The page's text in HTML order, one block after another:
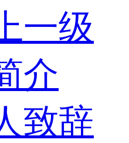
一级
介
致辞